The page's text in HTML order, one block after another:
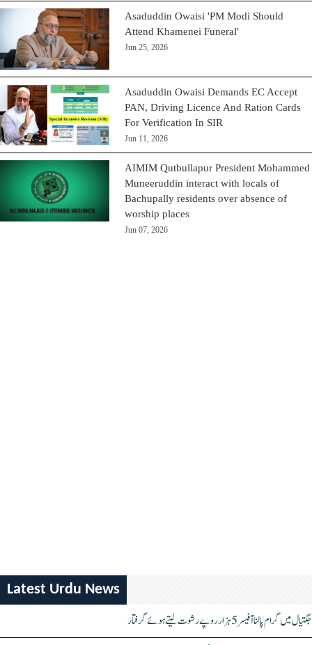
Asaduddin Owaisi 'PM Modi Should
Attend Khamenei Funeral'
Jun 25, 2026
Asaduddin Owaisi Demands EC Accept
PAN, Driving Licence And Ration Cards
For Verification In SIR
Jun 11, 2026
AIMIM Qutbullapur President Mohammed
Muneeruddin interact with locals of
Bachupally residents over absence of
worship places
Jun 07, 2026
Latest Urdu News
جگتیال میں گرام پالنا آفیسر 5 ہزار روپے رشوت لیتے ہوئے گرفتار